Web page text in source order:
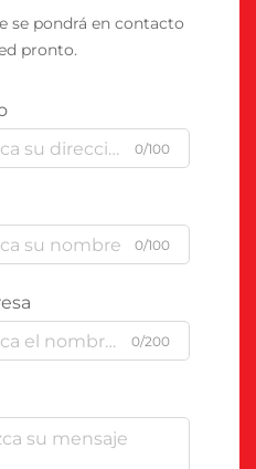
se pondrá en contacto
pronto.
0/100
0/100
0/200